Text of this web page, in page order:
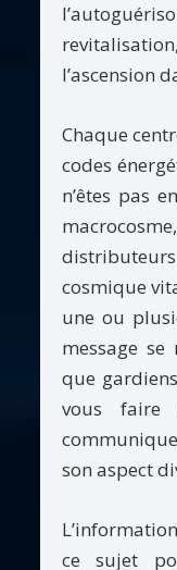
l’ascension
Chaque
codes
n’êtes pas
distributeurs
cosmique
une ou
message
que
vous
son aspect
ce sujet